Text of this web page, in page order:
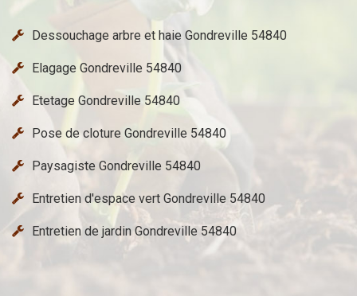
Dessouchage arbre et haie Gondreville 54840
Elagage Gondreville 54840
Etetage Gondreville 54840
Pose de cloture Gondreville 54840
Paysagiste Gondreville 54840
Entretien d'espace vert Gondreville 54840
Entretien de jardin Gondreville 54840